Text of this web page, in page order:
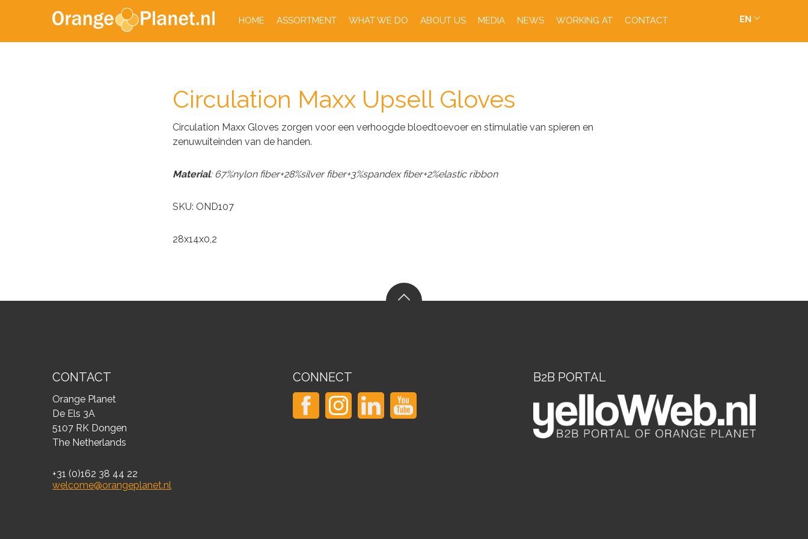
HOME ASSORTMENT WHAT WE DO ABOUT US MEDIA NEWS WORKING AT CONTACT EN
Circulation Maxx Upsell Gloves
Circulation Maxx Gloves zorgen voor een verhoogde bloedtoevoer en stimulatie van spieren en
zenuwuiteinden van de handen.
Material: 67%nylon fiber+28%silver fiber+3%spandex fiber+2%elastic ribbon
SKU: OND107
28x14x0,2
CONTACT
Orange Planet
De Els 3A
5107 RK Dongen
The Netherlands
+31 (0)162 38 44 22
welcome@orangeplanet.nl
CONNECT B2B PORTAL